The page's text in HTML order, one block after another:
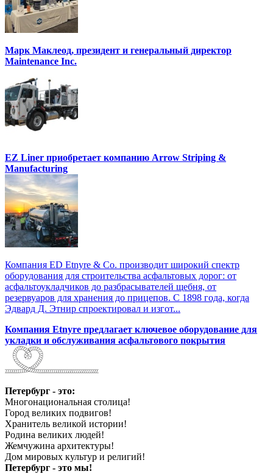
Марк Маклеод, президент и генеральный директор
Maintenance Inc.
EZ Liner приобретает компанию Arrow Striping &
Manufacturing
Компания ED Etnyre & Co. производит широкий спектр
оборудования для строительства асфальтовых дорог: от
асфальтоукладчиков до разбрасывателей щебня, от
резервуаров для хранения до прицепов. С 1898 года, когда
Эдвард Д. Этнир спроектировал и изгот...
Компания Etnyre предлагает ключевое оборудование для
укладки и обслуживания асфальтового покрытия
Петербург - это:
Многонациональная столица!
Город великих подвигов!
Хранитель великой истории!
Родина великих людей!
Жемчужина архитектуры!
Дом мировых культур и религий!
Петербург - это мы!